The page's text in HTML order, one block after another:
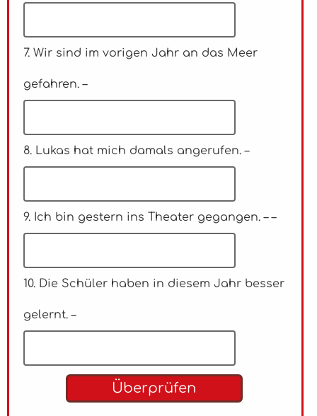
7. Wir sind im vorigen Jahr an das Meer
gefahren. –
8. Lukas hat mich damals angerufen. –
9. Ich bin gestern ins Theater gegangen. – –
10. Die Schüler haben in diesem Jahr besser
gelernt. –
Überprüfen